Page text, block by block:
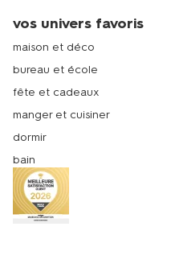
vos univers favoris
maison et déco
bureau et école
fête et cadeaux
manger et cuisiner
dormir
bain